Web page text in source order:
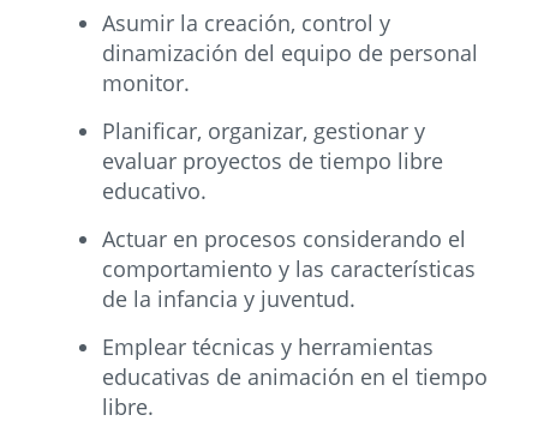
Asumir la creación, control y
dinamización del equipo de personal
monitor.
Planificar, organizar, gestionar y
evaluar proyectos de tiempo libre
educativo.
Actuar en procesos considerando el
comportamiento y las características
de la infancia y juventud.
Emplear técnicas y herramientas
educativas de animación en el tiempo
libre.